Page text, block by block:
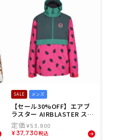
SALE メンズ
【セール30%OFF】エアブ
ラスター AIRBLASTER スノ
ボー スノボ スノーボード ウ
ェア ジャケット TRENCHO
VER JACKET AB26MJKT-1
¥53,900
¥37,730税込